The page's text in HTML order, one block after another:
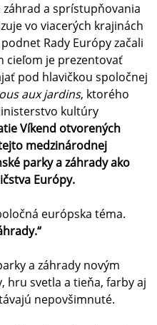
a sprístupňovania
vo viacerých krajinách
Rady Európy začali
cieľom je prezentovať
pod hlavičkou spoločnej
aux jardins, ktorého
kultúry
Víkend otvorených
medzinárodnej
parky a záhrady ako
Európy.
európska téma.
a záhrady novým
hru svetla a tieňa, farby aj
nepovšimnuté.